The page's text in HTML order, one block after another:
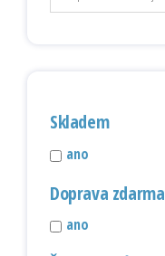
Skladem
ano
Doprava zdarma
ano